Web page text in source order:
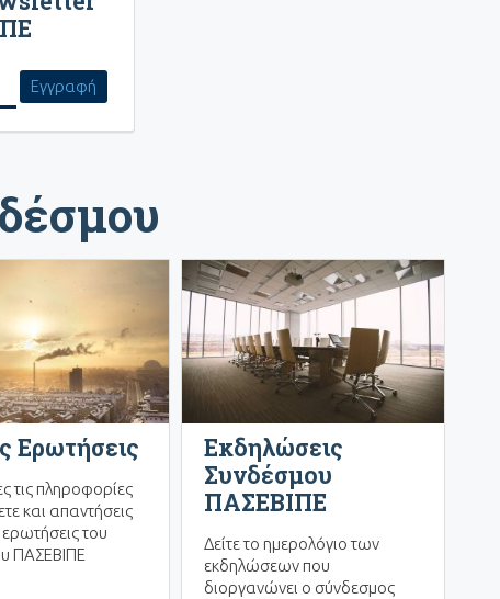
Ερωτήσεις
τις πληροφορίες
και απαντήσεις
του
ΠΑΣΕΒΙΠΕ
Εκδηλώσεις
Συνδέσμου
ΠΑΣΕΒΙΠΕ
Δείτε το ημερολόγιο των
εκδηλώσεων που
διοργανώνει ο σύνδεσμος